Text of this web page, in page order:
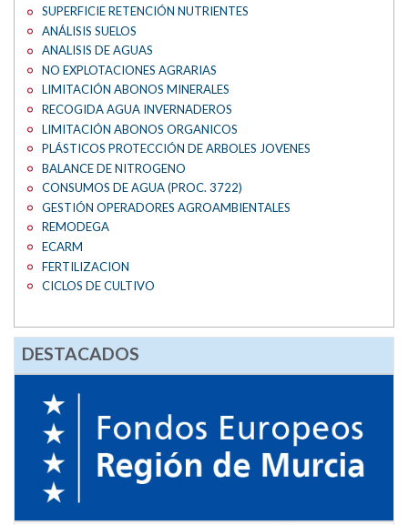
SUPERFICIE RETENCIÓN NUTRIENTES
ANÁLISIS SUELOS
ANALISIS DE AGUAS
NO EXPLOTACIONES AGRARIAS
LIMITACIÓN ABONOS MINERALES
RECOGIDA AGUA INVERNADEROS
LIMITACIÓN ABONOS ORGANICOS
PLÁSTICOS PROTECCIÓN DE ARBOLES JOVENES
BALANCE DE NITROGENO
CONSUMOS DE AGUA (PROC. 3722)
GESTIÓN OPERADORES AGROAMBIENTALES
REMODEGA
ECARM
FERTILIZACION
CICLOS DE CULTIVO
DESTACADOS